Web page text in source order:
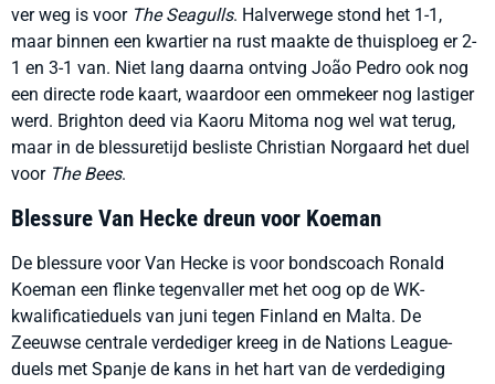
ver weg is voor The Seagulls. Halverwege stond het 1-1,
maar binnen een kwartier na rust maakte de thuisploeg er 2-
1 en 3-1 van. Niet lang daarna ontving João Pedro ook nog
een directe rode kaart, waardoor een ommekeer nog lastiger
werd. Brighton deed via Kaoru Mitoma nog wel wat terug,
maar in de blessuretijd besliste Christian Norgaard het duel
voor The Bees.
Blessure Van Hecke dreun voor Koeman
De blessure voor Van Hecke is voor bondscoach Ronald
Koeman een flinke tegenvaller met het oog op de WK-
kwalificatieduels van juni tegen Finland en Malta. De
Zeeuwse centrale verdediger kreeg in de Nations League-
duels met Spanje de kans in het hart van de verdediging